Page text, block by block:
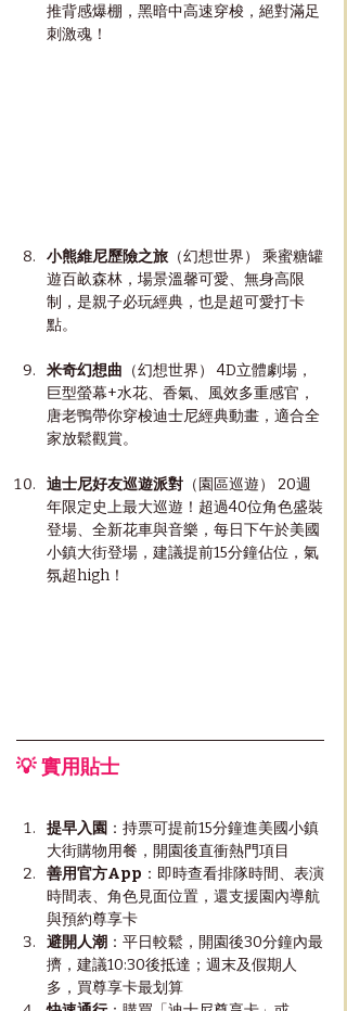
推背感爆棚，黑暗中高速穿梭，絕對滿足
刺激魂！
小熊維尼歷險之旅 （幻想世界） 乘蜜糖罐
遊百畝森林，場景溫馨可愛、無身高限
制，是親子必玩經典，也是超可愛打卡
點。
米奇幻想曲 （幻想世界） 4D立體劇場，
巨型螢幕+水花、香氣、風效多重感官，
唐老鴨帶你穿梭迪士尼經典動畫，適合全
家放鬆觀賞。
迪士尼好友巡遊派對 （園區巡遊） 20週
年限定史上最大巡遊！超過40位角色盛裝
登場、全新花車與音樂，每日下午於美國
小鎮大街登場，建議提前15分鐘佔位，氣
氛超high！
💡 實用貼士
提早入園 ：持票可提前15分鐘進美國小鎮
大街購物用餐，開園後直衝熱門項目
善用官方App ：即時查看排隊時間、表演
時間表、角色見面位置，還支援園內導航
與預約尊享卡
避開人潮 ：平日較鬆，開園後30分鐘內最
擠，建議10:30後抵達；週末及假期人
多，買尊享卡最划算